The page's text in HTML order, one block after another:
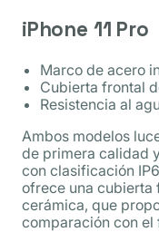
iPhone 11 Pro
Marco de acero
Cubierta frontal
Resistencia al
Ambos modelos
de primera calidad
con clasificación
ofrece una cubierta
cerámica, que
comparación con el